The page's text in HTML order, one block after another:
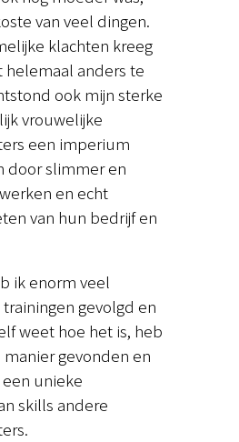
van veel dingen.
klachten kreeg
anders te
ook mijn sterke
vrouwelijke
een imperium
door slimmer en
en echt
van hun bedrijf en
ik enorm veel
gevolgd en
weet hoe het is, heb
gevonden en
unieke
skills andere